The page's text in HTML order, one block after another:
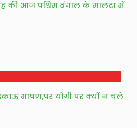
की आज पश्चिम बंगाल के मालदा में
भाषण,पर योगी पर क्यों न चले